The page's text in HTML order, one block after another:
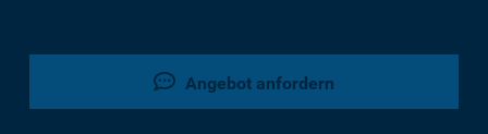
Angebot anfordern